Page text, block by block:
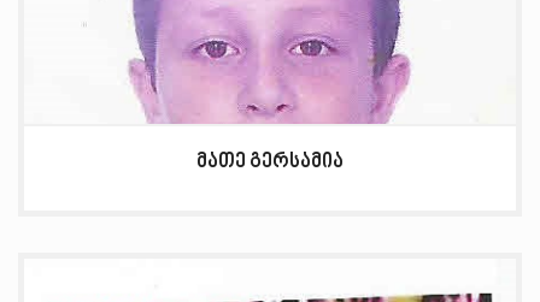
მათე გერსამია